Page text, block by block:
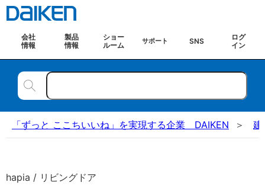
会社
情報
製品
情報
ショー
ルーム
サポート SNS
ログ
イン
「ずっと ここちいいね」を実現する企業 DAIKEN 建
hapia / リビングドア